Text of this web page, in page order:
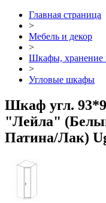
Главная страница
>
Мебель и декор
>
Шкафы, хранение
>
Угловые шкафы
Шкаф угл.
"Лейла"
Патина/Лак)